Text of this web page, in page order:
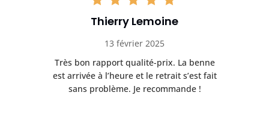
Thierry Lemoine
13 février 2025
Très bon rapport qualité-prix. La benne
est arrivée à l’heure et le retrait s’est fait
sans problème. Je recommande !